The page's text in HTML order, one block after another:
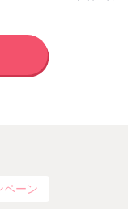
ペーン